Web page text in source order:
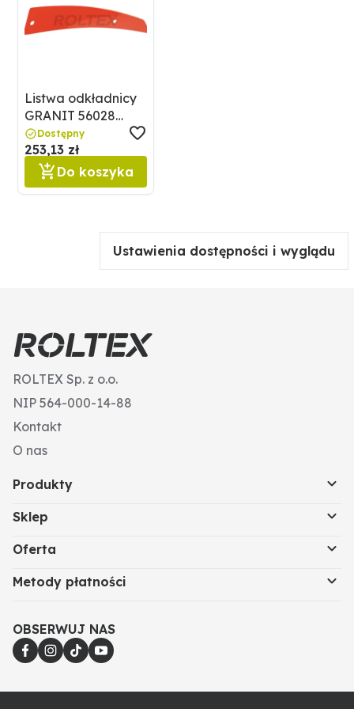
Listwa odkładnicy
GRANIT 56028
H0403190
Dostępny
253,13 zł
Do koszyka
Ustawienia dostępności i wyglądu
ROLTEX Sp. z o.o.
NIP 564-000-14-88
Kontakt
O nas
Produkty
Sklep
Oferta
Metody płatności
OBSERWUJ NAS